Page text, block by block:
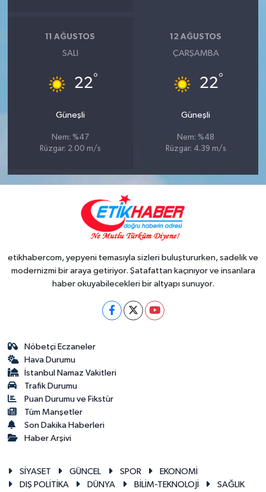
11 AĞUSTOS
SALI
22°
Güneşli
Nem: %47
Rüzgar: 2.00 m/s
12 AĞUSTOS
ÇARŞAMBA
22°
Güneşli
Nem: %48
Rüzgar: 4.39 m/s
etikhabercom, yepyeni temasıyla sizleri buluştururken, sadelik ve
modernizmi bir araya getiriyor. Şatafattan kaçınıyor ve insanlara
haber okuyabilecekleri bir altyapı sunuyor.
Nöbetçi Eczaneler
Hava Durumu
İstanbul Namaz Vakitleri
Trafik Durumu
Puan Durumu ve Fikstür
Tüm Manşetler
Son Dakika Haberleri
Haber Arşivi
SİYASET GÜNCEL SPOR
EKONOMİ
DIŞ POLİTİKA
DÜNYA BİLİM-TEKNOLOJİ SAĞLIK